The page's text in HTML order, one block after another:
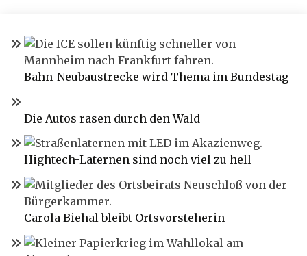
Bahn-Neubaustrecke wird Thema im Bundestag
Die Autos rasen durch den Wald
Hightech-Laternen sind noch viel zu hell
Carola Biehal bleibt Ortsvorsteherin